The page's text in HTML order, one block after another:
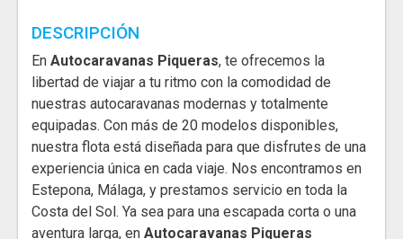
DESCRIPCIÓN
En Autocaravanas Piqueras, te ofrecemos la
libertad de viajar a tu ritmo con la comodidad de
nuestras autocaravanas modernas y totalmente
equipadas. Con más de 20 modelos disponibles,
nuestra flota está diseñada para que disfrutes de una
experiencia única en cada viaje. Nos encontramos en
Estepona, Málaga, y prestamos servicio en toda la
Costa del Sol. Ya sea para una escapada corta o una
aventura larga, en Autocaravanas Piqueras